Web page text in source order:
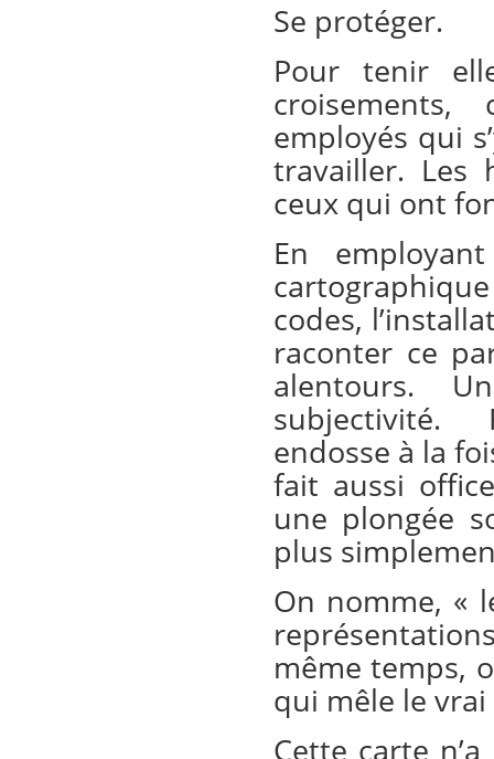
Se protéger.
Pour tenir
employés qui
travailler. Les
ceux qui ont
En
codes,
raconter ce
alentours.
subjectivité.
endosse à la
fait aussi
une plongée
plus
On nomme, «
même temps,
qui mêle le
Cette carte